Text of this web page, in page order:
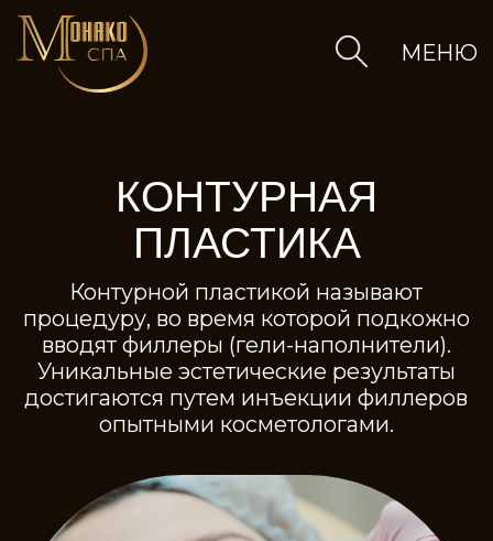
МЕНЮ
ПЛАСТИКА
Контурной пластикой называют
процедуру, во время которой подкожно
вводят филлеры (гели-наполнители).
достигаются путем инъекции филлеров
опытными косметологами.